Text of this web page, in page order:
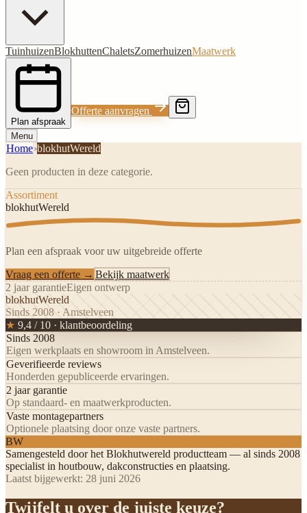
TuinhuizenBlokhuttenChaletsZomerhuizenMaatwerk
Plan afspraak
Offerte aanvragen
Menu
Home›blokhutWereld
Geen producten in deze categorie.
Assortiment
blokhutWereld
Plan een afspraak voor uw uitgebreide offerte
Vraag een offerte → Bekijk maatwerk
2 jaar garantieEigen ontwerp
blokhutWereld
Sinds 2008 · Amstelveen
★ 9,4 / 10 · klantbeoordeling
Sinds 2008
Eigen werkplaats en showroom in Amstelveen.
Geverifieerde reviews
Honderden gepubliceerde ervaringen.
2 jaar garantie
Op standaard- en maatwerkproducten.
Vaste montagepartners
Optionele plaatsing door onze vaste partners.
BW
Samengesteld door het Blokhutwereld productteam — al sinds 2008
specialist in houtbouw, dakconstructies en plaatsing.
Laatst bijgewerkt: 28 juni 2026
Twijfelt u over de juiste keuze?